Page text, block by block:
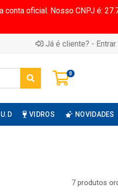
oficial. Nosso CNPJ é:
Já é cliente? - Entrar
0
U.D VIDROS NOVIDADES
7 produtos